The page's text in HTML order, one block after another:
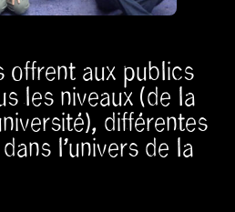
offrent aux publics
les niveaux (de la
différentes
l’univers de la